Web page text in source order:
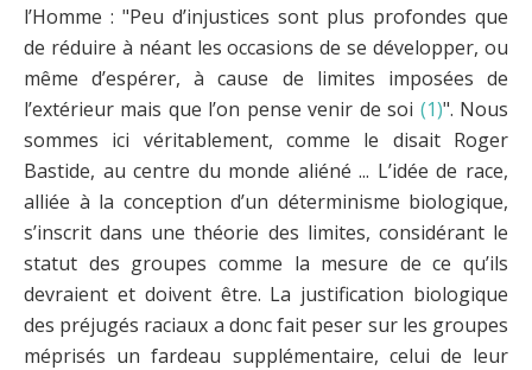
l’Homme : "Peu d’injustices sont plus profondes que
de réduire à néant les occasions de se développer, ou
même d’espérer, à cause de limites imposées de
l’extérieur mais que l’on pense venir de soi (1)". Nous
sommes ici véritablement, comme le disait Roger
Bastide, au centre du monde aliéné ... L’idée de race,
alliée à la conception d’un déterminisme biologique,
s’inscrit dans une théorie des limites, considérant le
statut des groupes comme la mesure de ce qu’ils
devraient et doivent être. La justification biologique
des préjugés raciaux a donc fait peser sur les groupes
méprisés un fardeau supplémentaire, celui de leur